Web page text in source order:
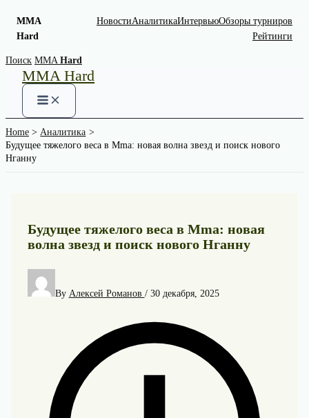
MMA
Hard
НовостиАналитикаИнтервьюОбзоры турниров
Рейтинги
Skip
content
Поиск MMA Hard
MMA Hard
Home
Аналитика
Будущее тяжелого веса в Mma: новая волна звезд и поиск нового
Нганну
Будущее тяжелого веса в Mma: новая
волна звезд и поиск нового Нганну
By Алексей Романов / 30 декабря, 2025